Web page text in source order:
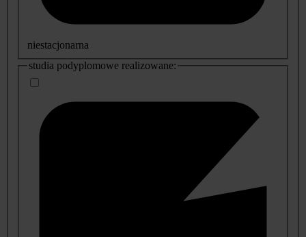
niestacjonarna
studia podyplomowe realizowane: